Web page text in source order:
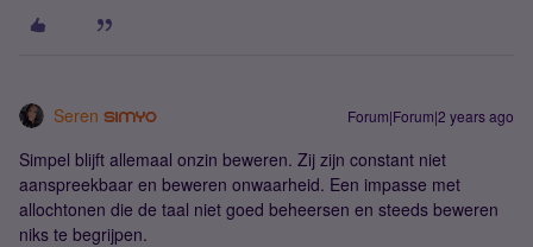
Seren Forum|Forum|2 years ago
Simpel blijft allemaal onzin beweren. Zij zijn constant niet
aanspreekbaar en beweren onwaarheid. Een impasse met
allochtonen die de taal niet goed beheersen en steeds beweren
niks te begrijpen.